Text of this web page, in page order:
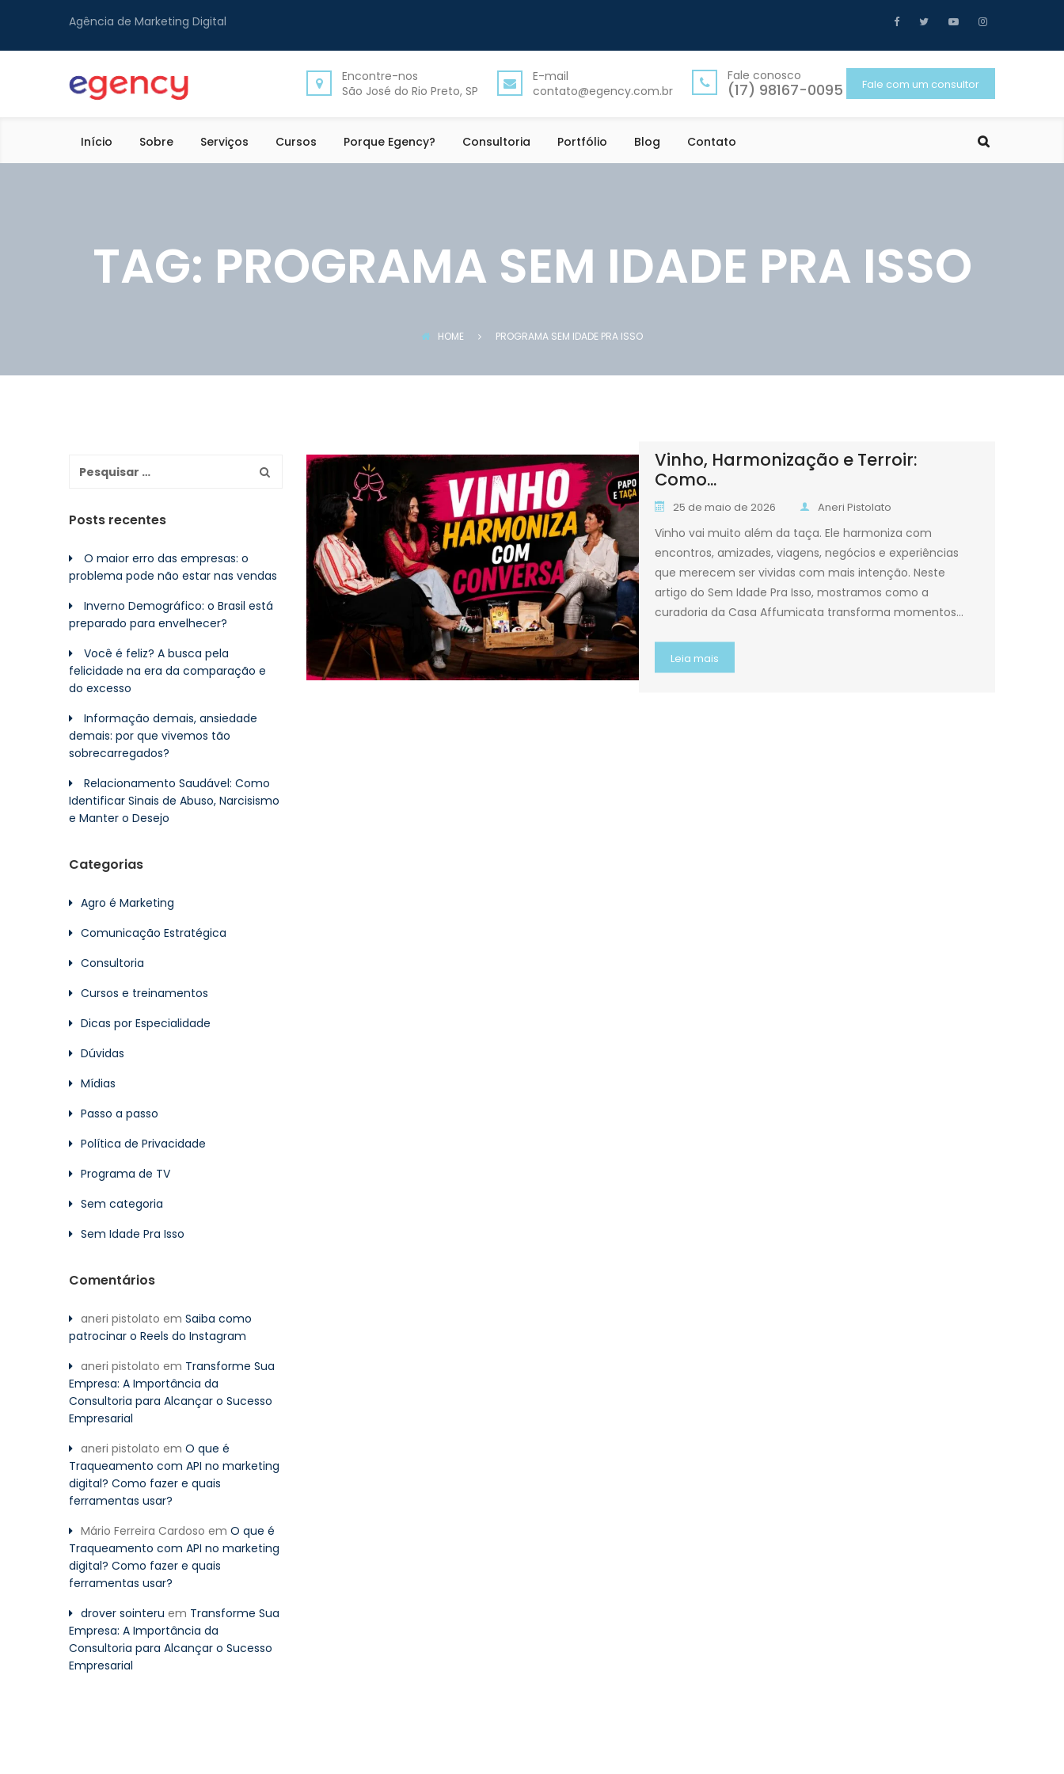
Agência de Marketing Digital
Fale com um consultor
Encontre-nos
São José do Rio Preto, SP
E-mail
contato@egency.com.br
Fale conosco
(17) 98167-0095
Início Sobre Serviços Cursos Porque Egency? Consultoria Portfólio Blog Contato
TAG: PROGRAMA SEM IDADE PRA ISSO
HOME PROGRAMA SEM IDADE PRA ISSO
Vinho, Harmonização e Terroir:
Como...
25 de maio de 2026 Aneri Pistolato
Vinho vai muito além da taça. Ele harmoniza com
encontros, amizades, viagens, negócios e experiências
que merecem ser vividas com mais intenção. Neste
artigo do Sem Idade Pra Isso, mostramos como a
curadoria da Casa Affumicata transforma momentos…
Leia mais
Posts recentes
O maior erro das empresas: o
problema pode não estar nas vendas
Inverno Demográfico: o Brasil está
preparado para envelhecer?
Você é feliz? A busca pela
felicidade na era da comparação e
do excesso
Informação demais, ansiedade
demais: por que vivemos tão
sobrecarregados?
Relacionamento Saudável: Como
Identificar Sinais de Abuso, Narcisismo
e Manter o Desejo
Categorias
Agro é Marketing
Comunicação Estratégica
Consultoria
Cursos e treinamentos
Dicas por Especialidade
Dúvidas
Mídias
Passo a passo
Política de Privacidade
Programa de TV
Sem categoria
Sem Idade Pra Isso
Comentários
aneri pistolato em Saiba como
patrocinar o Reels do Instagram
aneri pistolato em Transforme Sua
Empresa: A Importância da
Consultoria para Alcançar o Sucesso
Empresarial
aneri pistolato em O que é
Traqueamento com API no marketing
digital? Como fazer e quais
ferramentas usar?
Mário Ferreira Cardoso em O que é
Traqueamento com API no marketing
digital? Como fazer e quais
ferramentas usar?
drover sointeru em Transforme Sua
Empresa: A Importância da
Consultoria para Alcançar o Sucesso
Empresarial